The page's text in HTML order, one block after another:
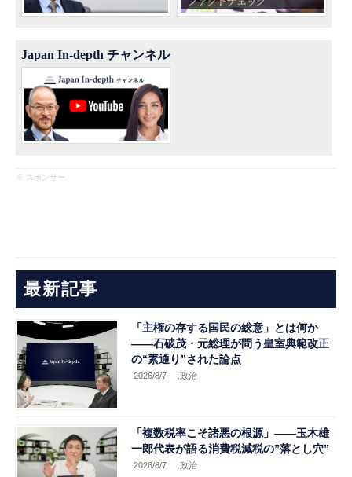
Japan In-depth チャンネル
※ スポンサー
最新記事
「主権の存する国民の総意」とは何か
――石破茂・元総理が問う皇室典範改正
の“素通り”された論点
2026/8/7 .政治
「複数税率こそ諸悪の根源」――玉木雄
一郎代表が語る消費税減税の”落とし穴”
2026/8/7 .政治